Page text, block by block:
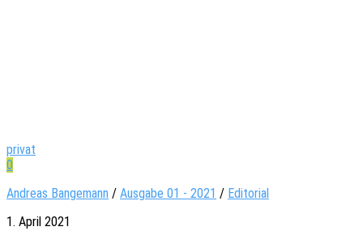
privat
0
Andreas Bangemann / Ausgabe 01 - 2021 / Editorial
1. April 2021